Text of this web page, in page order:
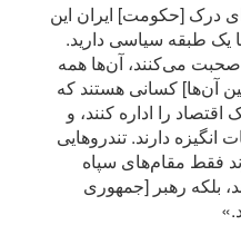
درک [حکومت] ایران این
یک طبقه سیاسی دارید.
صحبت می‌کنند، آن‌ها همه
آن‌ها] کسانی هستند که
را اداره کنند، و
دارند. تندروهایی
فقط مقام‌های سپاه
بلکه رهبر [جمهوری